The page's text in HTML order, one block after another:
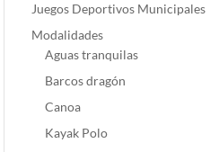
Juegos Deportivos Municipales
Modalidades
Aguas tranquilas
Barcos dragón
Canoa
Kayak Polo